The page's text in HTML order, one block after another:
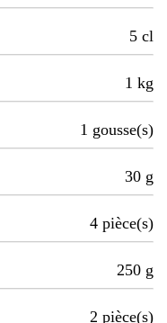
5 cl
1 kg
1 gousse(s)
30 g
4 pièce(s)
250 g
2 pièce(s)